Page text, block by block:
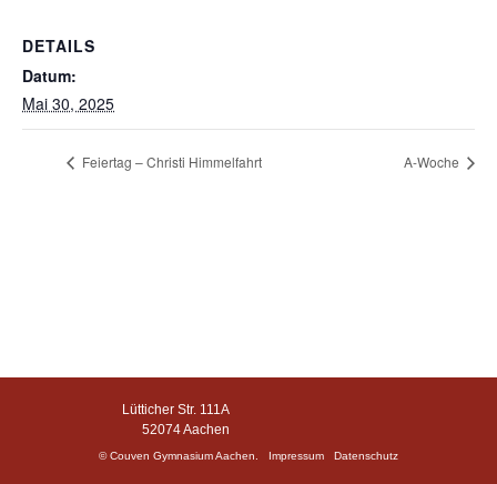
DETAILS
Datum:
Mai 30, 2025
Feiertag – Christi Himmelfahrt A-Woche
Lütticher Str. 111A
52074 Aachen
© Couven Gymnasium Aachen. Impressum Datenschutz